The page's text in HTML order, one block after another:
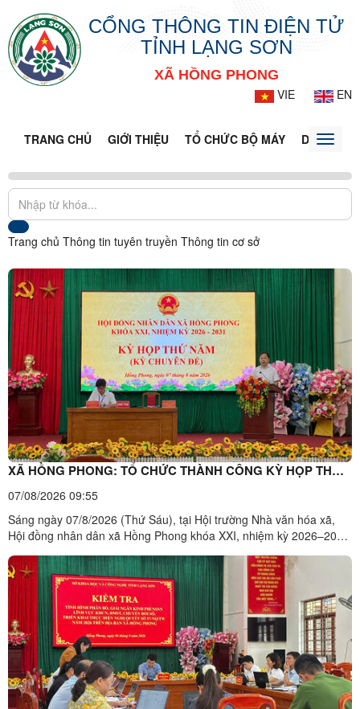
CỔNG THÔNG TIN ĐIỆN TỬ
TỈNH LẠNG SƠN
XÃ HỒNG PHONG
VIE
EN
TRANG CHỦ GIỚI THIỆU TỔ CHỨC BỘ MÁY DOANH
Toggle
Trang chủ Thông tin tuyên truyền Thông tin cơ sở
XÃ HỒNG PHONG: TỔ CHỨC THÀNH CÔNG KỲ HỌP THỨ
NĂM (KỲ HỌP CHUYÊN ĐỀ) HĐND XÃ KHÓA XXI, NHIỆM
KỲ 2026–2031
07/08/2026 09:55
Sáng ngày 07/8/2026 (Thứ Sáu), tại Hội trường Nhà văn hóa xã,
Hội đồng nhân dân xã Hồng Phong khóa XXI, nhiệm kỳ 2026–2031
xét, quyết nghị các nội dung quan trọng liên quan đến phát triển
kinh tế - xã hội và biên chế cán bộ, công chức ...